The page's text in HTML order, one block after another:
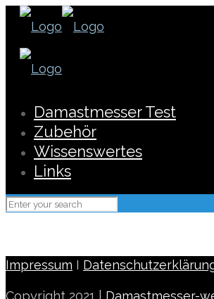
Damastmesser Test
Zubehör
Wissenswertes
Links
Impressum I
Copyright 2021 | Damastmesser-